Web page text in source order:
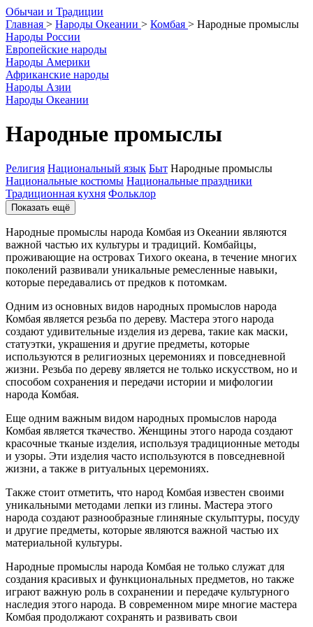
Обычаи и Традиции
Главная > Народы Океании > Комбая > Народные промыслы
Народы России
Европейские народы
Народы Америки
Африканские народы
Народы Азии
Народы Океании
Народные промыслы
Религия Национальный язык Быт Народные промыслы
Национальные костюмы Национальные праздники
Традиционная кухня Фольклор
Показать ещё
Народные промыслы народа Комбая из Океании являются
важной частью их культуры и традиций. Комбайцы,
проживающие на островах Тихого океана, в течение многих
поколений развивали уникальные ремесленные навыки,
которые передавались от предков к потомкам.
Одним из основных видов народных промыслов народа
Комбая является резьба по дереву. Мастера этого народа
создают удивительные изделия из дерева, такие как маски,
статуэтки, украшения и другие предметы, которые
используются в религиозных церемониях и повседневной
жизни. Резьба по дереву является не только искусством, но и
способом сохранения и передачи истории и мифологии
народа Комбая.
Еще одним важным видом народных промыслов народа
Комбая является ткачество. Женщины этого народа создают
красочные тканые изделия, используя традиционные методы
и узоры. Эти изделия часто используются в повседневной
жизни, а также в ритуальных церемониях.
Также стоит отметить, что народ Комбая известен своими
уникальными методами лепки из глины. Мастера этого
народа создают разнообразные глиняные скульптуры, посуду
и другие предметы, которые являются важной частью их
материальной культуры.
Народные промыслы народа Комбая не только служат для
создания красивых и функциональных предметов, но также
играют важную роль в сохранении и передаче культурного
наследия этого народа. В современном мире многие мастера
Комбая продолжают сохранять и развивать свои